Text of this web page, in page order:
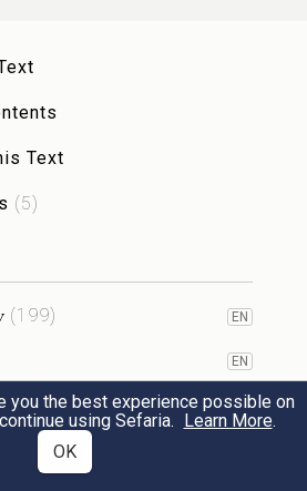
אוּלָם. כָּל הַפְּתָחִים
גָּבְהָן עֶשְׂרִים אַמָּה,
חוּץ מִשֶּׁל אוּלָם. כָּל
הָיוּ לָהֶן דְּלָתוֹת, חוּץ
הַשְּׁעָרִים שֶׁהָיוּ שָׁם, הָיוּ
מִשַּׁעַר טָדִי, שֶׁהָיוּ שָׁם
זוֹ עַל גַּב זוֹ. כָּל הַשְּׁעָרִים
נִשְׁתַּנּוּ לִהְיוֹת שֶׁל זָהָב,
מִפְּנֵי שֶׁנַּעֲשָׂה בָהֶן נֵס. וְיֵשׁ
Text
(5)
(199) EN
EN
EN
you the best experience possible on
using Sefaria. Learn More.
OK